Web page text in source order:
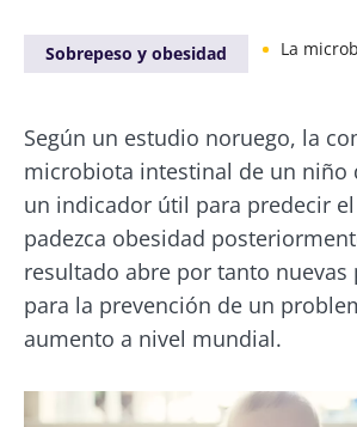
Sobrepeso y obesidad La
Según un estudio noruego, la
microbiota intestinal de un niño
un indicador útil para predecir
padezca obesidad
resultado abre por tanto nuevas
para la prevención de un
aumento a nivel mundial.